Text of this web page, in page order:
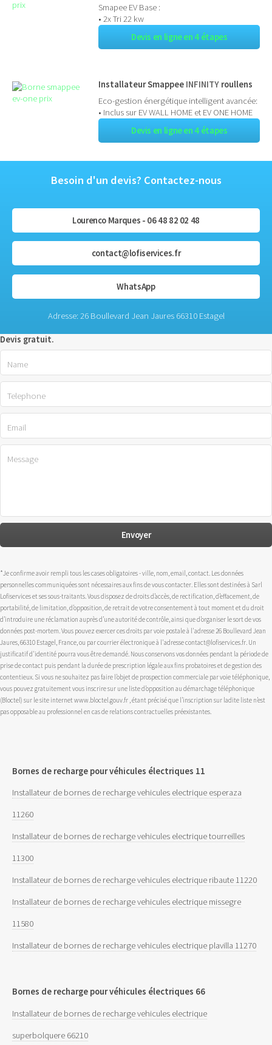
Smapee EV Base :
• 2x Tri 22 kw
Devis en ligne en 4 étapes
Installateur Smappee INFINITY roullens
Eco-gestion énergétique intelligent avancée:
• Inclus sur EV WALL HOME et EV ONE HOME
Devis en ligne en 4 étapes
Besoin d'un devis? Contactez-nous
Lourenco Marques - 06 48 82 02 48
contact@lofiservices.fr
WhatsApp
Adresse: 26 Boullevard Jean Jaures 66310 Estagel
Devis gratuit.
*Je confirme avoir rempli tous les cases obligatoires - ville, nom, email, contact. Les données
personnelles communiquées sont nécessaires aux fins de vous contacter. Elles sont destinées à Sarl
Lofiservices et ses sous-traitants. Vous disposez de droits d’accès, de rectification, d’effacement, de
portabilité, de limitation, d’opposition, de retrait de votre consentement à tout moment et du droit
d’introduire une réclamation auprès d’une autorité de contrôle, ainsi que d’organiser le sort de vos
données post-mortem. Vous pouvez exercer ces droits par voie postale à l'adresse 26 Boullevard Jean
Jaures, 66310 Estagel, France, ou par courrier électronique à l'adresse contact@lofiservices.fr. Un
justificatif d'identité pourra vous être demandé. Nous conservons vos données pendant la période de
prise de contact puis pendant la durée de prescription légale aux fins probatoires et de gestion des
contentieux. Si vous ne souhaitez pas faire l’objet de prospection commerciale par voie téléphonique,
vous pouvez gratuitement vous inscrire sur une liste d’opposition au démarchage téléphonique
(Bloctel) sur le site internet www.bloctel.gouv.fr , étant précisé que l’inscription sur ladite liste n’est
pas opposable au professionnel en cas de relations contractuelles préexistantes.
Bornes de recharge pour véhicules électriques 11
Installateur de bornes de recharge vehicules electrique esperaza
11260
Installateur de bornes de recharge vehicules electrique tourreilles
11300
Installateur de bornes de recharge vehicules electrique ribaute 11220
Installateur de bornes de recharge vehicules electrique missegre
11580
Installateur de bornes de recharge vehicules electrique plavilla 11270
Bornes de recharge pour véhicules électriques 66
Installateur de bornes de recharge vehicules electrique
superbolquere 66210